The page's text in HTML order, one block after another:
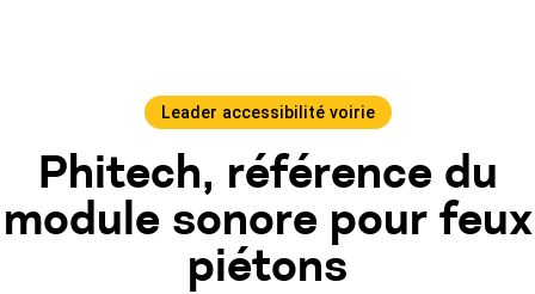
Leader accessibilité voirie
Phitech, référence du
module sonore pour feux
piétons